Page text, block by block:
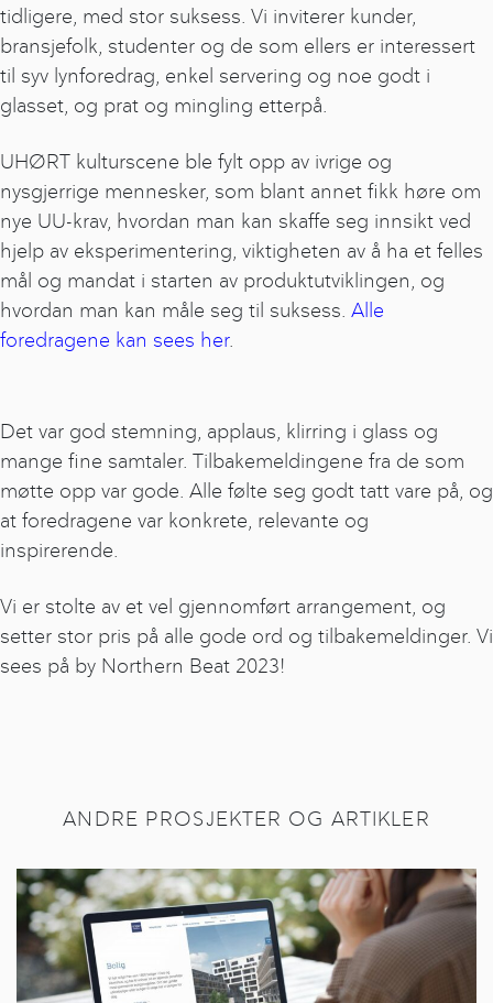
tidligere, med stor suksess. Vi inviterer kunder,
bransjefolk, studenter og de som ellers er interessert
til syv lynforedrag, enkel servering og noe godt i
glasset, og prat og mingling etterpå.
UHØRT kulturscene ble fylt opp av ivrige og
nysgjerrige mennesker, som blant annet fikk høre om
nye UU-krav, hvordan man kan skaffe seg innsikt ved
hjelp av eksperimentering, viktigheten av å ha et felles
mål og mandat i starten av produktutviklingen, og
hvordan man kan måle seg til suksess. Alle
foredragene kan sees her.
Det var god stemning, applaus, klirring i glass og
mange fine samtaler. Tilbakemeldingene fra de som
møtte opp var gode. Alle følte seg godt tatt vare på, og
at foredragene var konkrete, relevante og
inspirerende.
Vi er stolte av et vel gjennomført arrangement, og
setter stor pris på alle gode ord og tilbakemeldinger. Vi
sees på by Northern Beat 2023!
ANDRE PROSJEKTER OG ARTIKLER